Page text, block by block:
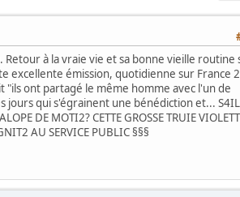
à la vraie vie et sa bonne vieille routine
excellente émission, quotidienne sur France
"ils ont partagé le même homme avec l'un de
qui s'égrainent une bénédiction et... S4IL
DE MOTI2? CETTE GROSSE TRUIE
AU SERVICE PUBLIC §§§